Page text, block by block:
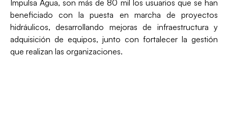
Impulsa Agua, son más de 80 mil los usuarios que se han
beneficiado con la puesta en marcha de proyectos
hidráulicos, desarrollando mejoras de infraestructura y
adquisición de equipos, junto con fortalecer la gestión
que realizan las organizaciones.